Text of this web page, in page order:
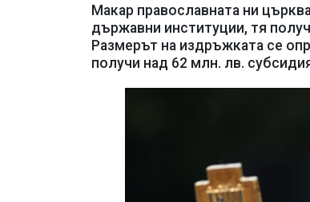
Макар православната ни
държавни институции, тя
Размерът на издръжката се
получи над 62 млн. лв.